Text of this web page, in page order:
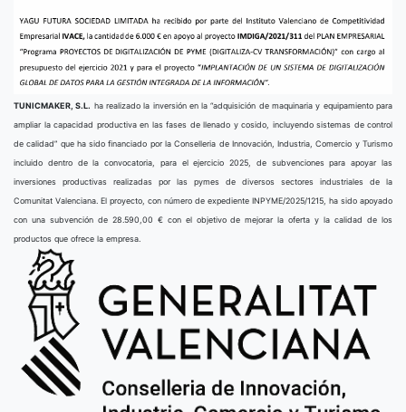
TUNICMAKER, S.L. ha realizado la inversión en la “adquisición de maquinaria y equipamiento para
ampliar la capacidad productiva en las fases de llenado y cosido, incluyendo sistemas de control
de calidad” que ha sido financiado por la Conselleria de Innovación, Industria, Comercio y Turismo
incluido dentro de la convocatoria, para el ejercicio 2025, de subvenciones para apoyar las
inversiones productivas realizadas por las pymes de diversos sectores industriales de la
Comunitat Valenciana. El proyecto, con número de expediente INPYME/2025/1215, ha sido apoyado
con una subvención de 28.590,00 € con el objetivo de mejorar la oferta y la calidad de los
productos que ofrece la empresa.